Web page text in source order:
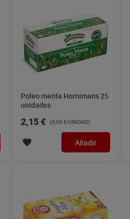
Poleo menta Hornimans 25
unidades
2,15 € (0,09 €/UNIDAD)
Añadir